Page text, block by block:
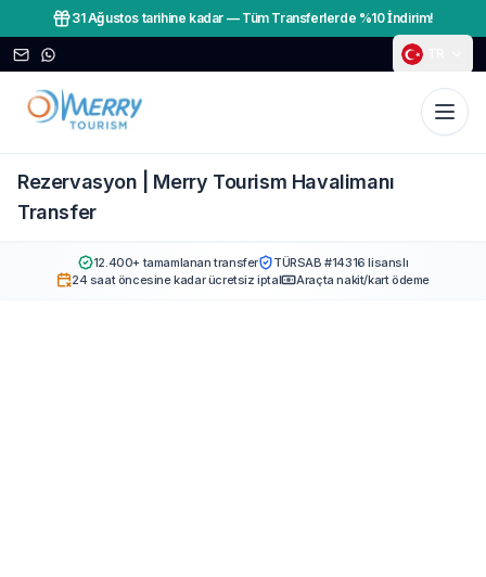
31 Ağustos tarihine kadar — Tüm Transferlerde %10 İndirim!
Rezervasyon | Merry Tourism Havalimanı
Transfer
12.400+ tamamlanan transfer
TÜRSAB #14316 lisanslı
24 saat öncesine kadar ücretsiz iptal
Araçta nakit/kart ödeme